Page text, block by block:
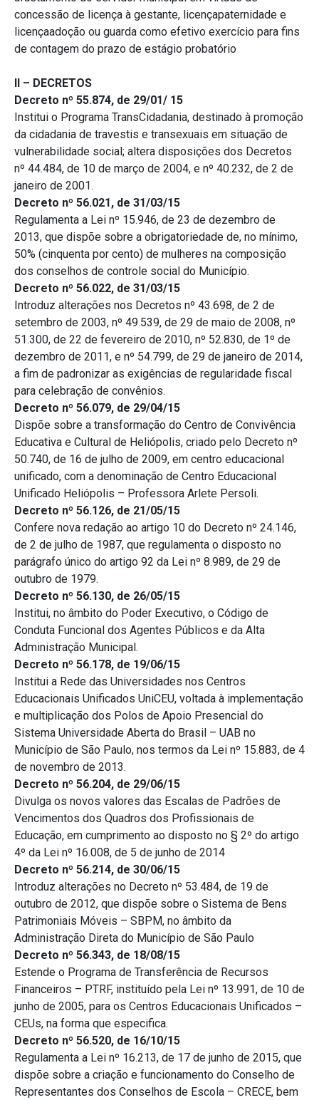
concessão de licença à gestante, licençapaternidade e
licençaadoção ou guarda como efetivo exercício para fins
de contagem do prazo de estágio probatório
II – DECRETOS
Decreto nº 55.874, de 29/01/ 15
Institui o Programa TransCidadania, destinado à promoção
da cidadania de travestis e transexuais em situação de
vulnerabilidade social; altera disposições dos Decretos
nº 44.484, de 10 de março de 2004, e nº 40.232, de 2 de
janeiro de 2001.
Decreto nº 56.021, de 31/03/15
Regulamenta a Lei nº 15.946, de 23 de dezembro de
2013, que dispõe sobre a obrigatoriedade de, no mínimo,
50% (cinquenta por cento) de mulheres na composição
dos conselhos de controle social do Município.
Decreto nº 56.022, de 31/03/15
Introduz alterações nos Decretos nº 43.698, de 2 de
setembro de 2003, nº 49.539, de 29 de maio de 2008, nº
51.300, de 22 de fevereiro de 2010, nº 52.830, de 1º de
dezembro de 2011, e nº 54.799, de 29 de janeiro de 2014,
a fim de padronizar as exigências de regularidade fiscal
para celebração de convênios.
Decreto nº 56.079, de 29/04/15
Dispõe sobre a transformação do Centro de Convivência
Educativa e Cultural de Heliópolis, criado pelo Decreto nº
50.740, de 16 de julho de 2009, em centro educacional
unificado, com a denominação de Centro Educacional
Unificado Heliópolis – Professora Arlete Persoli.
Decreto nº 56.126, de 21/05/15
Confere nova redação ao artigo 10 do Decreto nº 24.146,
de 2 de julho de 1987, que regulamenta o disposto no
parágrafo único do artigo 92 da Lei nº 8.989, de 29 de
outubro de 1979.
Decreto nº 56.130, de 26/05/15
Institui, no âmbito do Poder Executivo, o Código de
Conduta Funcional dos Agentes Públicos e da Alta
Administração Municipal.
Decreto nº 56.178, de 19/06/15
Institui a Rede das Universidades nos Centros
Educacionais Unificados UniCEU, voltada à implementação
e multiplicação dos Polos de Apoio Presencial do
Sistema Universidade Aberta do Brasil – UAB no
Município de São Paulo, nos termos da Lei nº 15.883, de 4
de novembro de 2013.
Decreto nº 56.204, de 29/06/15
Divulga os novos valores das Escalas de Padrões de
Vencimentos dos Quadros dos Profissionais de
Educação, em cumprimento ao disposto no § 2º do artigo
4º da Lei nº 16.008, de 5 de junho de 2014
Decreto nº 56.214, de 30/06/15
Introduz alterações no Decreto nº 53.484, de 19 de
outubro de 2012, que dispõe sobre o Sistema de Bens
Patrimoniais Móveis – SBPM, no âmbito da
Administração Direta do Município de São Paulo
Decreto nº 56.343, de 18/08/15
Estende o Programa de Transferência de Recursos
Financeiros – PTRF, instituído pela Lei nº 13.991, de 10 de
junho de 2005, para os Centros Educacionais Unificados –
CEUs, na forma que especifica.
Decreto nº 56.520, de 16/10/15
Regulamenta a Lei nº 16.213, de 17 de junho de 2015, que
dispõe sobre a criação e funcionamento do Conselho de
Representantes dos Conselhos de Escola – CRECE, bem